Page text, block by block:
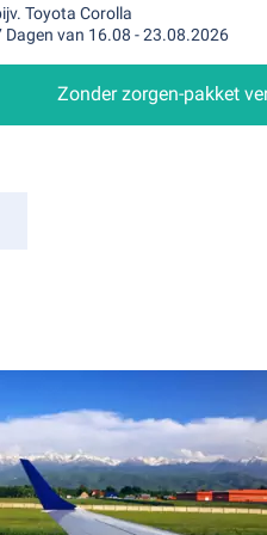
Toyota Corolla
Dagen van 16.08 - 23.08.2026
Zonder zorgen-pakket